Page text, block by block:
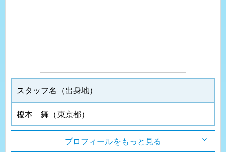
スタッフ名（出身地）
榎本 舞（東京都）
プロフィールをもっと見る